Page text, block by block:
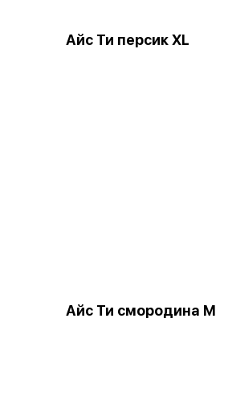
Айс Ти персик XL
Айс Ти смородина М